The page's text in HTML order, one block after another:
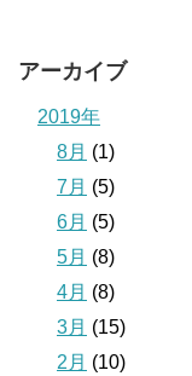
アーカイブ
2019年
8月 (1)
7月 (5)
6月 (5)
5月 (8)
4月 (8)
3月 (15)
2月 (10)